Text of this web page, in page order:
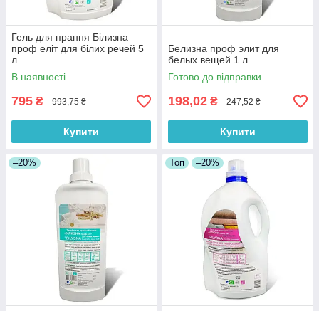
Гель для прання Білизна
проф еліт для білих речей 5
л
В наявності
795 ₴ 993,75 ₴
Купити
Белизна проф элит для
белых вещей 1 л
Готово до відправки
198,02 ₴ 247,52 ₴
Купити
–20% Топ –20%